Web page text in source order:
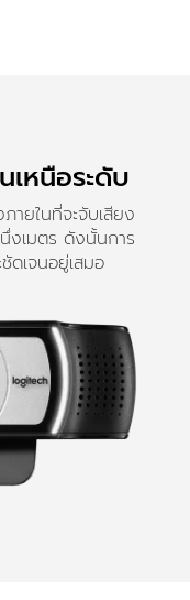
เหนือระดับ
ยในที่จะจับเสียง
งเมตร ดังนั้นการ
ดเจนอยู่เสมอ